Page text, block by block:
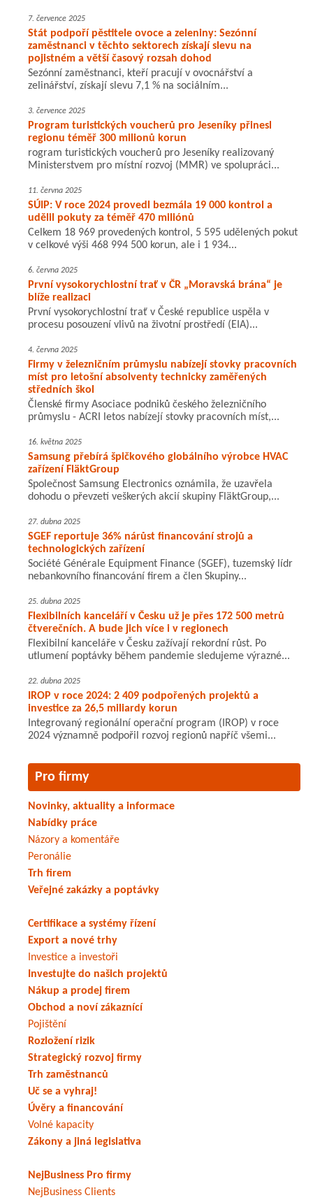
7. července 2025
Stát podpoří pěstitele ovoce a zeleniny: Sezónní
zaměstnanci v těchto sektorech získají slevu na
pojistném a větší časový rozsah dohod
Sezónní zaměstnanci, kteří pracují v ovocnářství a
zelinářství, získají slevu 7,1 % na sociálním...
3. července 2025
Program turistických voucherů pro Jeseníky přinesl
regionu téměř 300 milionů korun
rogram turistických voucherů pro Jeseníky realizovaný
Ministerstvem pro místní rozvoj (MMR) ve spolupráci...
11. června 2025
SÚIP: V roce 2024 provedl bezmála 19 000 kontrol a
udělil pokuty za téměř 470 miliónů
Celkem 18 969 provedených kontrol, 5 595 udělených pokut
v celkové výši 468 994 500 korun, ale i 1 934...
6. června 2025
První vysokorychlostní trať v ČR „Moravská brána“ je
blíže realizaci
První vysokorychlostní trať v České republice uspěla v
procesu posouzení vlivů na životní prostředí (EIA)...
4. června 2025
Firmy v železničním průmyslu nabízejí stovky pracovních
míst pro letošní absolventy technicky zaměřených
středních škol
Členské firmy Asociace podniků českého železničního
průmyslu - ACRI letos nabízejí stovky pracovních míst,...
16. května 2025
Samsung přebírá špičkového globálního výrobce HVAC
zařízení FläktGroup
Společnost Samsung Electronics oznámila, že uzavřela
dohodu o převzetí veškerých akcií skupiny FläktGroup,...
27. dubna 2025
SGEF reportuje 36% nárůst financování strojů a
technologických zařízení
Société Générale Equipment Finance (SGEF), tuzemský lídr
nebankovního financování firem a člen Skupiny...
25. dubna 2025
Flexibilních kanceláří v Česku už je přes 172 500 metrů
čtverečních. A bude jich více i v regionech
Flexibilní kanceláře v Česku zažívají rekordní růst. Po
utlumení poptávky během pandemie sledujeme výrazné...
22. dubna 2025
IROP v roce 2024: 2 409 podpořených projektů a
investice za 26,5 miliardy korun
Integrovaný regionální operační program (IROP) v roce
2024 významně podpořil rozvoj regionů napříč všemi...
Pro firmy
Novinky, aktuality a informace
Nabídky práce
Názory a komentáře
Peronálie
Trh firem
Veřejné zakázky a poptávky
Certifikace a systémy řízení
Export a nové trhy
Investice a investoři
Investujte do našich projektů
Nákup a prodej firem
Obchod a noví zákaznící
Pojištění
Rozložení rizik
Strategický rozvoj firmy
Trh zaměstnanců
Uč se a vyhraj!
Úvěry a financování
Volné kapacity
Zákony a jiná legislativa
NejBusiness Pro firmy
NejBusiness Clients